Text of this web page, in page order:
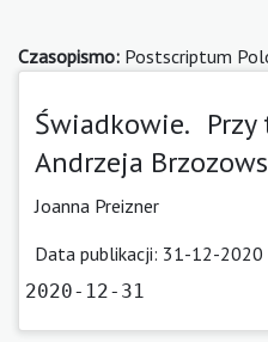
Czasopismo: Postscriptum
Świadkowie.
Andrzeja
Joanna Preizner
Data publikacji: 31-12-2020
2020-12-31